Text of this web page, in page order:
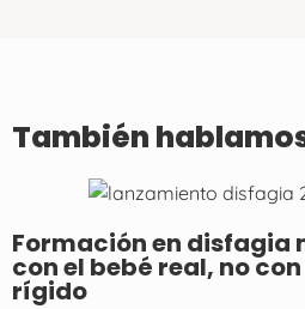
También
Formación en disfagia
con el bebé real, no
rígido